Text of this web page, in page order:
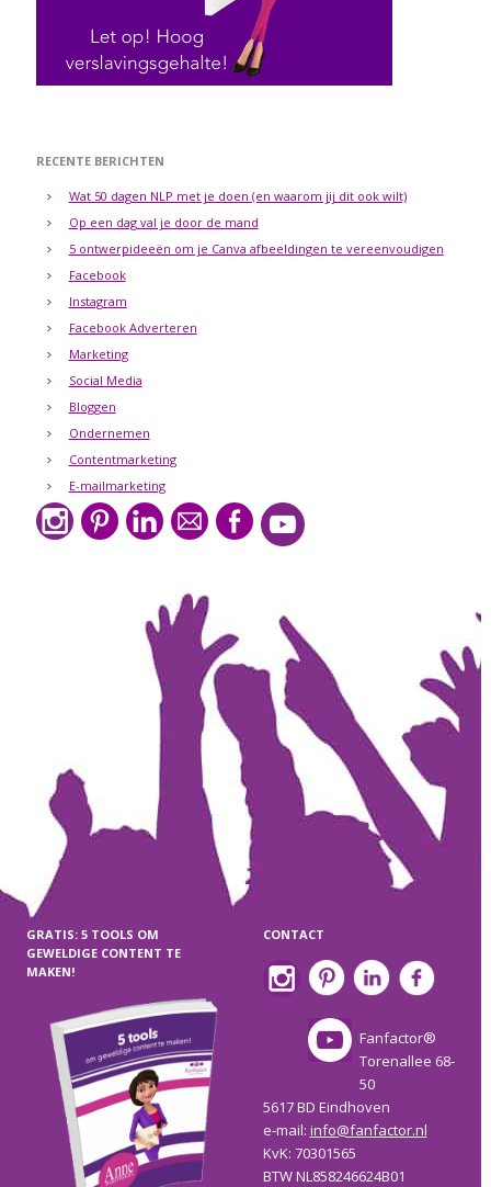
RECENTE BERICHTEN
Wat 50 dagen NLP met je doen (en waarom jij dit ook wilt)
Op een dag val je door de mand
5 ontwerpideeën om je Canva afbeeldingen te vereenvoudigen
Facebook
Instagram
Facebook Adverteren
Marketing
Social Media
Bloggen
Ondernemen
Contentmarketing
E-mailmarketing
GRATIS: 5 TOOLS OM
GEWELDIGE CONTENT TE
MAKEN!
CONTACT
Fanfactor®
Torenallee 68-
50
5617 BD Eindhoven
e-mail: info@fanfactor.nl
KvK: 70301565
BTW NL858246624B01